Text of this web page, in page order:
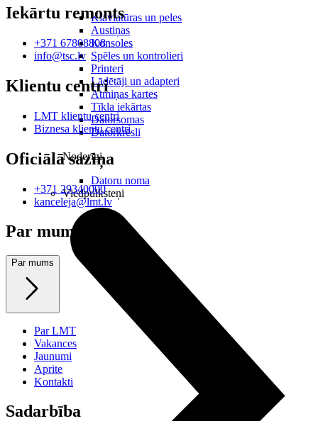
Klaviatūras un peles
Austiņas
Konsoles
Spēles un kontrolieri
Printeri
Lādētāji un adapteri
Atmiņas kartes
Tīkla iekārtas
Datorsomas
Datorkrēsli
Noderīgi
Datoru noma
Viedpulksteņi
Iekārtu remonts
+371 67808808
info@tsc.lv
Klientu centri
LMT klientu centri
Biznesa klientu centri
Oficiālā saziņa
+371 29340000
kanceleja@lmt.lv
Par mums
Par mums
Par LMT
Vakances
Jaunumi
Aprite
Kontakti
Sadarbība